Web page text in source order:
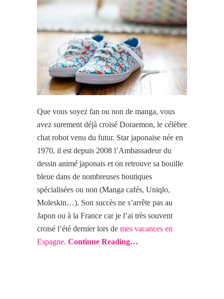
Que vous soyez fan ou non de manga, vous
avez surement déjà croisé Doraemon, le célèbre
chat robot venu du futur. Star japonaise née en
1970, il est depuis 2008 l’Ambassadeur du
dessin animé japonais et on retrouve sa bouille
bleue dans de nombreuses boutiques
spécialisées ou non (Manga cafés, Uniqlo,
Moleskin…). Son succès ne s’arrête pas au
Japon ou à la France car je l’ai très souvent
croisé l’été dernier lors de mes vacances en
Espagne. Continue Reading…